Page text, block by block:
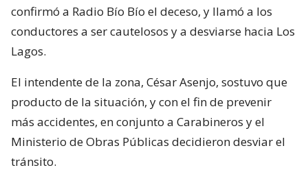
confirmó a Radio Bío Bío el deceso, y llamó a los
conductores a ser cautelosos y a desviarse hacia Los
Lagos.
El intendente de la zona, César Asenjo, sostuvo que
producto de la situación, y con el fin de prevenir
más accidentes, en conjunto a Carabineros y el
Ministerio de Obras Públicas decidieron desviar el
tránsito.